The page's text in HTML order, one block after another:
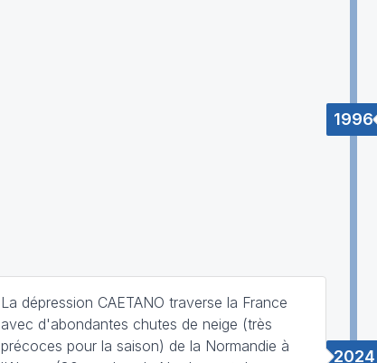
1996
2024
La dépression CAETANO traverse la France
avec d'abondantes chutes de neige (très
précoces pour la saison) de la Normandie à